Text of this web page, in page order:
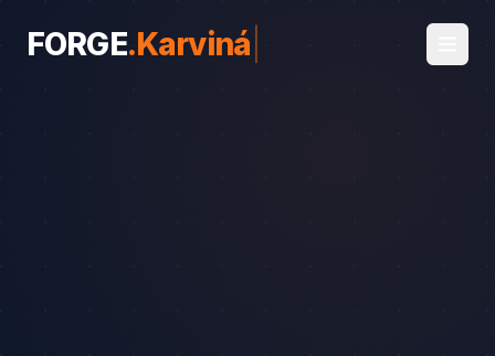
FORGE.Karviná